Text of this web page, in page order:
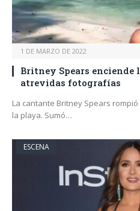
1 DE MARZO DE 2022
Britney Spears enciende
atrevidas fotografías
La cantante Britney Spears
la playa. Sumó…
ESCENA